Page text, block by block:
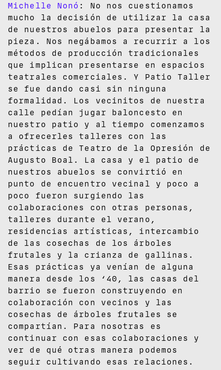
Michelle Nonó : No nos cuestionamos
mucho la decisión de utilizar la casa
de nuestros abuelos para presentar la
pieza. Nos negábamos a recurrir a los
métodos de producción tradicionales
que implican presentarse en espacios
teatrales comerciales. Y Patio Taller
se fue dando casi sin ninguna
formalidad. Los vecinitos de nuestra
calle pedían jugar baloncesto en
nuestro patio y al tiempo comenzamos
a ofrecerles talleres con las
prácticas de Teatro de la Opresión de
Augusto Boal. La casa y el patio de
nuestros abuelos se convirtió en
punto de encuentro vecinal y poco a
poco fueron surgiendo las
colaboraciones con otras personas,
talleres durante el verano,
residencias artísticas, intercambio
de las cosechas de los árboles
frutales y la crianza de gallinas.
Esas prácticas ya venían de alguna
manera desde los ‘40, las casas del
barrio se fueron construyendo en
colaboración con vecinos y las
cosechas de árboles frutales se
compartían. Para nosotras es
continuar con esas colaboraciones y
ver de qué otras manera podemos
seguir cultivando esas relaciones.